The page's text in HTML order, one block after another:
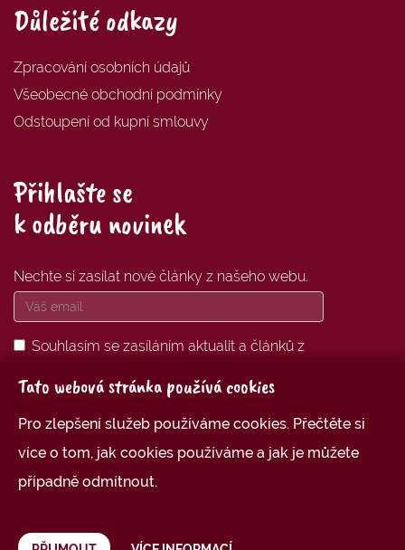
Tato webová stránka používá cookies
Pro zlepšení služeb používáme cookies. Přečtěte si
více o tom, jak cookies používáme a jak je můžete
případně odmítnout.
Důležité odkazy
Zpracování osobních údajů
Všeobecné obchodní podmínky
Odstoupení od kupní smlouvy
Přihlašte se
k odběru novinek
Nechte si zasílat nové články z našeho webu.
Souhlasím se zasíláním aktualit a článků z
emailovou adresu.
PŘIHLÁSIT SE K ODBĚRU